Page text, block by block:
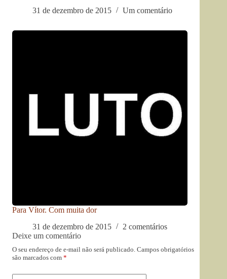
31 de dezembro de 2015
Um comentário
Para Vítor. Com muita dor
31 de dezembro de 2015
2 comentários
Deixe um comentário
O seu endereço de e-mail não será publicado. Campos obrigatórios
são marcados com *